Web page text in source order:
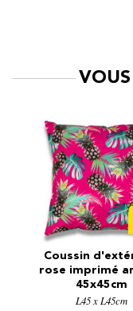
Coussin
rose imprimé
45x45cm
L45 x L45cm